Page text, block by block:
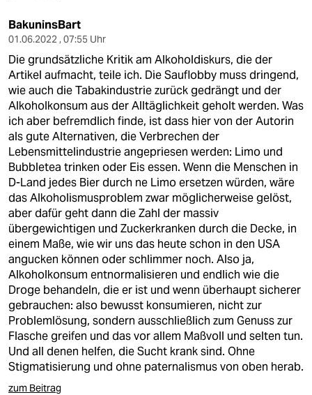
BakuninsBart
01.06.2022 , 07:55 Uhr
Die grundsätzliche Kritik am Alkoholdiskurs, die der
Artikel aufmacht, teile ich. Die Sauflobby muss dringend,
wie auch die Tabakindustrie zurück gedrängt und der
Alkoholkonsum aus der Alltäglichkeit geholt werden. Was
ich aber befremdlich finde, ist dass hier von der Autorin
als gute Alternativen, die Verbrechen der
Lebensmittelindustrie angepriesen werden: Limo und
Bubbletea trinken oder Eis essen. Wenn die Menschen in
D-Land jedes Bier durch ne Limo ersetzen würden, wäre
das Alkoholismusproblem zwar möglicherweise gelöst,
aber dafür geht dann die Zahl der massiv
übergewichtigen und Zuckerkranken durch die Decke, in
einem Maße, wie wir uns das heute schon in den USA
angucken können oder schlimmer noch. Also ja,
Alkoholkonsum entnormalisieren und endlich wie die
Droge behandeln, die er ist und wenn überhaupt sicherer
gebrauchen: also bewusst konsumieren, nicht zur
Problemlösung, sondern ausschließlich zum Genuss zur
Flasche greifen und das vor allem Maßvoll und selten tun.
Und all denen helfen, die Sucht krank sind. Ohne
Stigmatisierung und ohne paternalismus von oben herab.
zum Beitrag